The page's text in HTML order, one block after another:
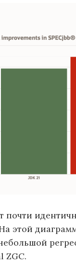
почти
этой
ZGC.